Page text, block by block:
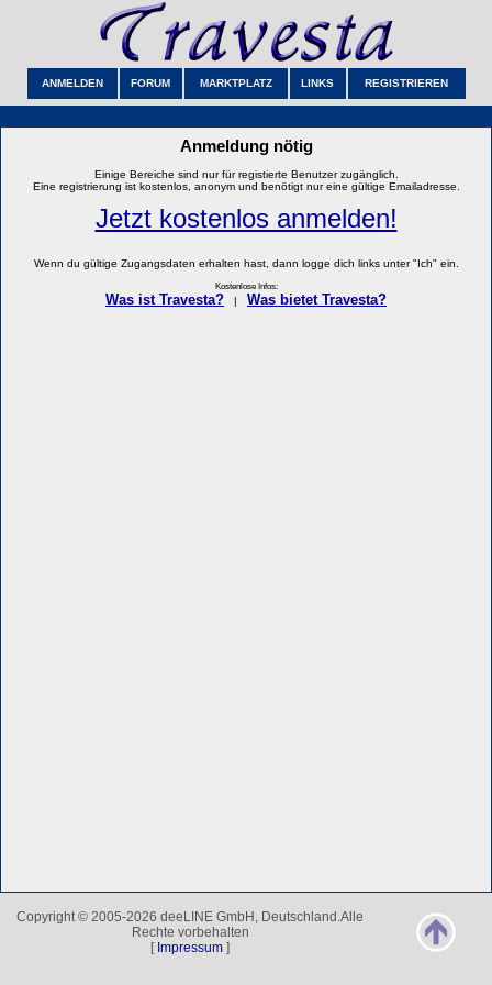
ANMELDEN FORUM MARKTPLATZ LINKS REGISTRIEREN
Anmeldung nötig
Einige Bereiche sind nur für registierte Benutzer zugänglich.
Eine registrierung ist kostenlos, anonym und benötigt nur eine gültige Emailadresse.
Jetzt kostenlos anmelden!
Wenn du gültige Zugangsdaten erhalten hast, dann logge dich links unter "Ich" ein.
Kostenlose Infos:
Was ist Travesta? Was bietet Travesta?
Copyright © 2005-2026 deeLINE GmbH, Deutschland.Alle
Rechte vorbehalten
[ Impressum ]